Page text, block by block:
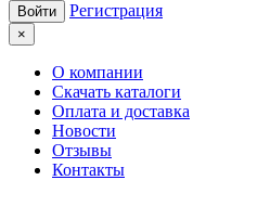
Регистрация
×
О компании
Скачать каталоги
Оплата и доставка
Новости
Отзывы
Контакты